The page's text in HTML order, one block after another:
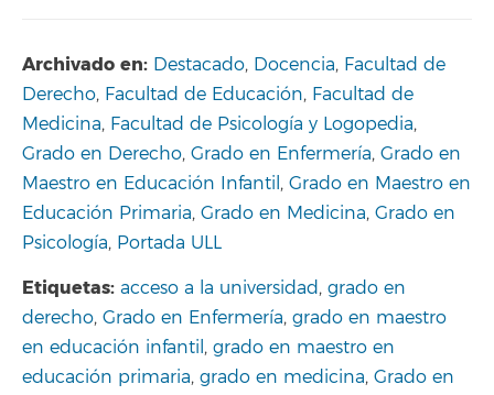
Archivado en: Destacado, Docencia, Facultad de
Derecho, Facultad de Educación, Facultad de
Medicina, Facultad de Psicología y Logopedia,
Grado en Derecho, Grado en Enfermería, Grado en
Maestro en Educación Infantil , Grado en Maestro en
Educación Primaria, Grado en Medicina, Grado en
Psicología, Portada ULL
Etiquetas: acceso a la universidad, grado en
derecho, Grado en Enfermería, grado en maestro
en educación infantil, grado en maestro en
educación primaria, grado en medicina, Grado en